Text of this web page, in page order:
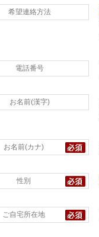
希望連絡方法
電話番号
お名前(漢字)
お名前(カナ)
性別
ご自宅所在地